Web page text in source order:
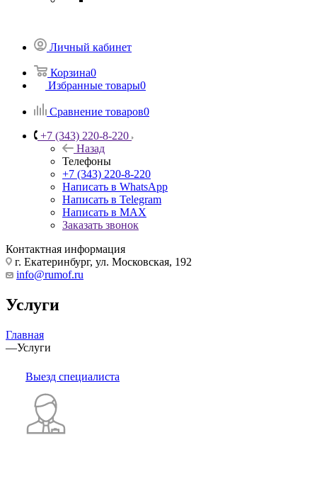
Личный кабинет
Корзина0
Избранные товары0
Сравнение товаров0
+7 (343) 220-8-220
Назад
Телефоны
+7 (343) 220-8-220
Написать в WhatsApp
Написать в Telegram
Написать в MAX
Заказать звонок
Контактная информация
г. Екатеринбург, ул. Московская, 192
info@rumof.ru
Услуги
Главная
—Услуги
Выезд специалиста